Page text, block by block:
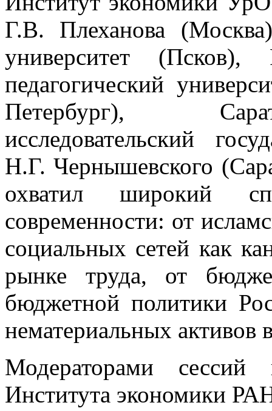
Г.В. Плеханова
университет (Псков),
педагогический
Петербург),
исследовательский
Н.Г. Чернышевского
охватил широкий
современности: от
социальных сетей как
рынке труда, от
бюджетной политики
нематериальных активов
Модераторами
Института экономики